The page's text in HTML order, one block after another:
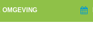
OMGEVING